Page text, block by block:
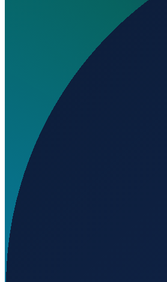
Wo liegt Aerodromo de Monforte?
Wird geladen...
39.05990
Lisbon